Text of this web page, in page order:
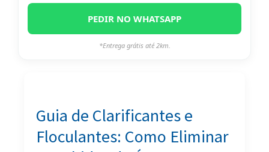
PEDIR NO WHATSAPP
*Entrega grátis até 2km.
Guia de Clarificantes e
Floculantes: Como Eliminar